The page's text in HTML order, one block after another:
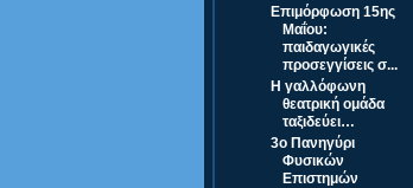
Επιμόρφωση 15ης
Μαΐου:
παιδαγωγικές
προσεγγίσεις σ...
Η γαλλόφωνη
θεατρική ομάδα
ταξιδεύει…
3ο Πανηγύρι
Φυσικών
Επιστημών